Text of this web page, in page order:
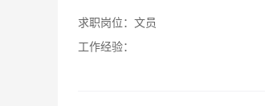
求职岗位： 文员
工作经验：